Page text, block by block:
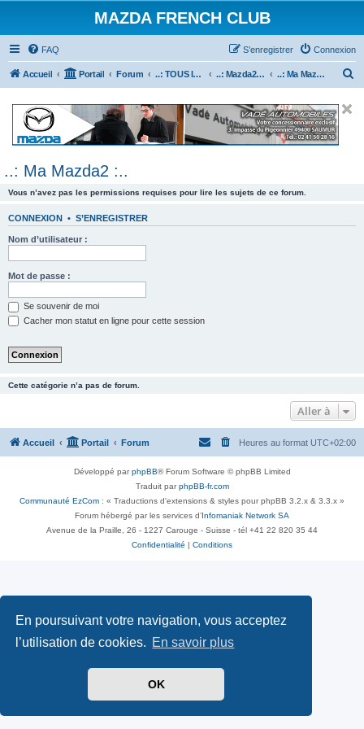
En poursuivant votre navigation, vous acceptez
l’utilisation de cookies. En savoir plus
OK
MAZDA FRENCH CLUB
FAQ Connexion
S’enregistrer
Accueil Portail Forum ..: TOUS les Véhicules MAZDA :.. ..: Mazda2 :.. ..: Ma Mazda2 :..
e
..: Ma Mazda2 :..
Vous n’avez pas les permissions requises pour lire les sujets de ce forum.
CONNEXION • S’ENREGISTRER
Nom d’utilisateur :
Mot de passe :
Se souvenir de moi
Cacher mon statut en ligne pour cette session
Cette catégorie n’a pas de forum.
Aller à
Accueil Portail Forum Heures au format UTC+02:00
Développé parphpBB® Forum Software © phpBB Limited
Traduit parphpBB-fr.com
Communauté EzCom : « Traductions d'extensions & styles pour phpBB 3.2.x & 3.3.x »
Forum hébergé par les services d’ Infomaniak Network SA
Avenue de la Praille, 26 - 1227 Carouge - Suisse - tél +41 22 820 35 44
Confidentialité
Conditions